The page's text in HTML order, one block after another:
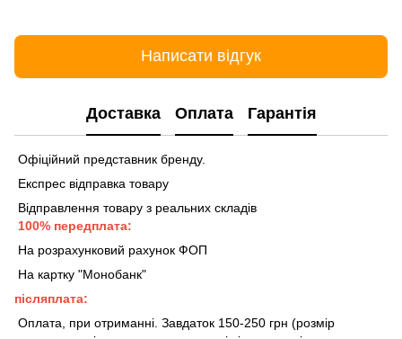
Написати відгук
Доставка Оплата Гарантія
Офіційний представник бренду.
Експрес відправка товару
Відправлення товару з реальних складів
100% передплата:
На розрахунковий рахунок ФОП
На картку "Монобанк"
післяплата:
Оплата, при отриманні. Завдаток 150-250 грн (розмір